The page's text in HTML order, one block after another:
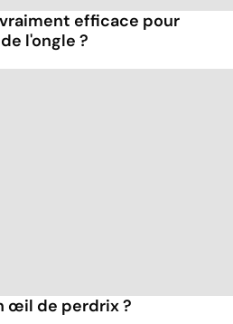
efficace pour
l'ongle ?
œil de perdrix ?